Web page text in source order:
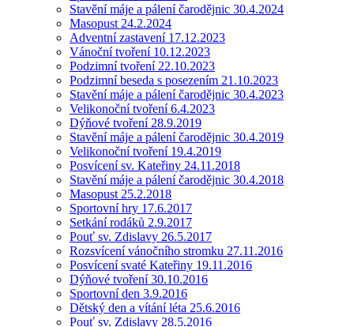
Stavění máje a pálení čarodějnic 30.4.2024
Masopust 24.2.2024
Adventní zastavení 17.12.2023
Vánoční tvoření 10.12.2023
Podzimní tvoření 22.10.2023
Podzimní beseda s posezením 21.10.2023
Stavění máje a pálení čarodějnic 30.4.2023
Velikonoční tvoření 6.4.2023
Dýňové tvoření 28.9.2019
Stavění máje a pálení čarodějnic 30.4.2019
Velikonoční tvoření 19.4.2019
Posvícení sv. Kateřiny 24.11.2018
Stavění máje a pálení čarodějnic 30.4.2018
Masopust 25.2.2018
Sportovní hry 17.6.2017
Setkání rodáků 2.9.2017
Pouť sv. Zdislavy 26.5.2017
Rozsvícení vánočního stromku 27.11.2016
Posvícení svaté Kateřiny 19.11.2016
Dýňové tvoření 30.10.2016
Sportovní den 3.9.2016
Dětský den a vítání léta 25.6.2016
Pouť sv. Zdislavy 28.5.2016